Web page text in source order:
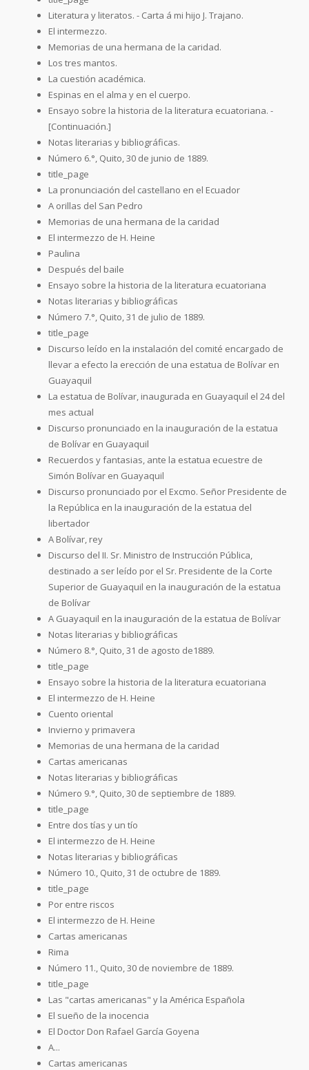
Literatura y literatos. - Carta á mi hijo J. Trajano.
El intermezzo.
Memorias de una hermana de la caridad.
Los tres mantos.
La cuestión académica.
Espinas en el alma y en el cuerpo.
Ensayo sobre la historia de la literatura ecuatoriana. -
[Continuación.]
Notas literarias y bibliográficas.
Número 6.°, Quito, 30 de junio de 1889.
title_page
La pronunciación del castellano en el Ecuador
A orillas del San Pedro
Memorias de una hermana de la caridad
El intermezzo de H. Heine
Paulina
Después del baile
Ensayo sobre la historia de la literatura ecuatoriana
Notas literarias y bibliográficas
Número 7.°, Quito, 31 de julio de 1889.
title_page
Discurso leído en la instalación del comité encargado de
llevar a efecto la erección de una estatua de Bolívar en
Guayaquil
La estatua de Bolívar, inaugurada en Guayaquil el 24 del
mes actual
Discurso pronunciado en la inauguración de la estatua
de Bolívar en Guayaquil
Recuerdos y fantasias, ante la estatua ecuestre de
Simón Bolívar en Guayaquil
Discurso pronunciado por el Excmo. Señor Presidente de
la República en la inauguración de la estatua del
libertador
A Bolívar, rey
Discurso del II. Sr. Ministro de Instrucción Pública,
destinado a ser leído por el Sr. Presidente de la Corte
Superior de Guayaquil en la inauguración de la estatua
de Bolívar
A Guayaquil en la inauguración de la estatua de Bolívar
Notas literarias y bibliográficas
Número 8.°, Quito, 31 de agosto de1889.
title_page
Ensayo sobre la historia de la literatura ecuatoriana
El intermezzo de H. Heine
Cuento oriental
Invierno y primavera
Memorias de una hermana de la caridad
Cartas americanas
Notas literarias y bibliográficas
Número 9.°, Quito, 30 de septiembre de 1889.
title_page
Entre dos tías y un tío
El intermezzo de H. Heine
Notas literarias y bibliográficas
Número 10., Quito, 31 de octubre de 1889.
title_page
Por entre riscos
El intermezzo de H. Heine
Cartas americanas
Rima
Número 11., Quito, 30 de noviembre de 1889.
title_page
Las "cartas americanas" y la América Española
El sueño de la inocencia
El Doctor Don Rafael García Goyena
A...
Cartas americanas